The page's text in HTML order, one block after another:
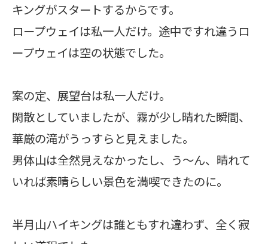
キングがスタートするからです。
ロープウェイは私一人だけ。途中ですれ違うロ
ープウェイは空の状態でした。
案の定、展望台は私一人だけ。
閑散としていましたが、霧が少し晴れた瞬間、
華厳の滝がうっすらと見えました。
男体山は全然見えなかったし、う～ん、晴れて
いれば素晴らしい景色を満喫できたのに。
半月山ハイキングは誰ともすれ違わず、全く寂